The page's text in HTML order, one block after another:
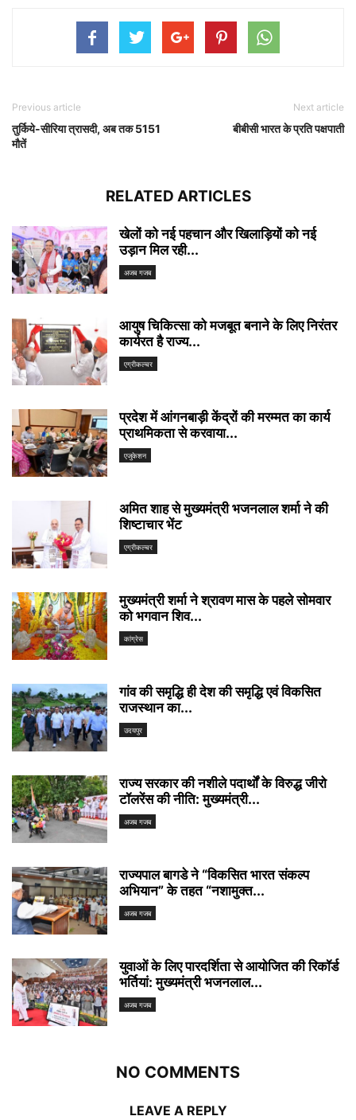
Previous article
तुर्किये-सीरिया त्रासदी, अब तक 5151
मौतें
Next article
बीबीसी भारत के प्रति पक्षपाती
RELATED ARTICLES
खेलों को नई पहचान और खिलाड़ियों को नई
उड़ान मिल रही...
अजब गजब
आयुष चिकित्सा को मजबूत बनाने के लिए निरंतर
कार्यरत है राज्य...
एग्रीकल्चर
प्रदेश में आंगनबाड़ी केंद्रों की मरम्मत का कार्य
प्राथमिकता से करवाया...
एजुकेशन
अमित शाह से मुख्यमंत्री भजनलाल शर्मा ने की
शिष्टाचार भेंट
एग्रीकल्चर
मुख्यमंत्री शर्मा ने श्रावण मास के पहले सोमवार
को भगवान शिव...
कांग्रेस
गांव की समृद्धि ही देश की समृद्धि एवं विकसित
राजस्थान का...
उदयपुर
राज्य सरकार की नशीले पदार्थों के विरुद्ध जीरो
टॉलरेंस की नीति: मुख्यमंत्री...
अजब गजब
राज्यपाल बागडे ने “विकसित भारत संकल्प
अभियान” के तहत “नशामुक्त...
अजब गजब
युवाओं के लिए पारदर्शिता से आयोजित की रिकॉर्ड
भर्तियां: मुख्यमंत्री भजनलाल...
अजब गजब
NO COMMENTS
LEAVE A REPLY